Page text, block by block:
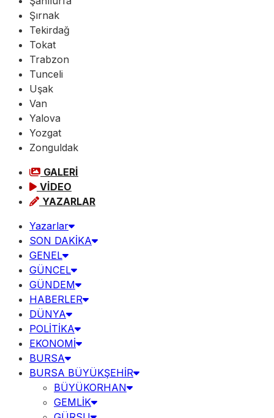
Şırnak
Tekirdağ
Tokat
Trabzon
Tunceli
Uşak
Van
Yalova
Yozgat
Zonguldak
GALERİ
VİDEO
YAZARLAR
Yazarlar
SON DAKİKA
GENEL
GÜNCEL
GÜNDEM
HABERLER
DÜNYA
POLİTİKA
EKONOMİ
BURSA
BURSA BÜYÜKŞEHİR
BÜYÜKORHAN
GEMLİK